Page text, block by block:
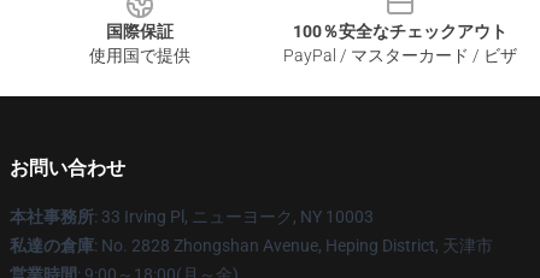
国際保証
使用国で提供
100％安全なチェックアウト
PayPal / マスターカード / ビザ
お問い合わせ
本社事務所: 33 Irving Pl, ニューヨーク, NY 10003
私達の倉庫: No. 2828 Zhongshan Avenue, Heping District, 天津市